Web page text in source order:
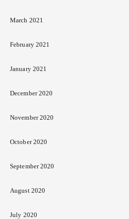
March 2021
February 2021
January 2021
December 2020
November 2020
October 2020
September 2020
August 2020
July 2020